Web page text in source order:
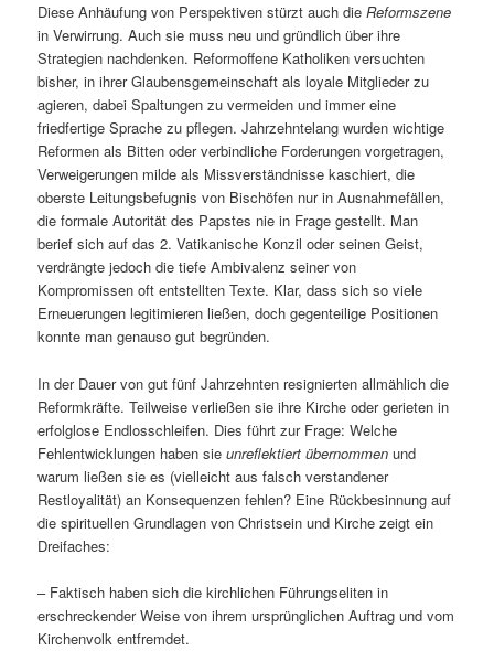
Diese Anhäufung von Perspektiven stürzt auch dieReformszene
in Verwirrung. Auch sie muss neu und gründlich über ihre
Strategien nachdenken. Reformoffene Katholiken versuchten
bisher, in ihrer Glaubensgemeinschaft als loyale Mitglieder zu
agieren, dabei Spaltungen zu vermeiden und immer eine
friedfertige Sprache zu pflegen. Jahrzehntelang wurden wichtige
Reformen als Bitten oder verbindliche Forderungen vorgetragen,
Verweigerungen milde als Missverständnisse kaschiert, die
oberste Leitungsbefugnis von Bischöfen nur in Ausnahmefällen,
die formale Autorität des Papstes nie in Frage gestellt. Man
berief sich auf das 2. Vatikanische Konzil oder seinen Geist,
verdrängte jedoch die tiefe Ambivalenz seiner von
Kompromissen oft entstellten Texte. Klar, dass sich so viele
Erneuerungen legitimieren ließen, doch gegenteilige Positionen
konnte man genauso gut begründen.
In der Dauer von gut fünf Jahrzehnten resignierten allmählich die
Reformkräfte. Teilweise verließen sie ihre Kirche oder gerieten in
erfolglose Endlosschleifen. Dies führt zur Frage: Welche
Fehlentwicklungen haben sieunreflektiert übernommen und
warum ließen sie es (vielleicht aus falsch verstandener
Restloyalität) an Konsequenzen fehlen? Eine Rückbesinnung auf
die spirituellen Grundlagen von Christsein und Kirche zeigt ein
Dreifaches:
– Faktisch haben sich die kirchlichen Führungseliten in
erschreckender Weise von ihrem ursprünglichen Auftrag und vom
Kirchenvolk entfremdet.